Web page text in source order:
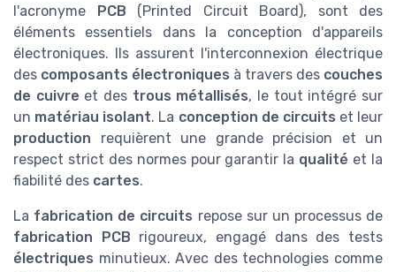
l'acronyme
PCB (Printed Circuit Board), sont des
éléments essentiels dans la conception d'appareils
électroniques. Ils assurent l'interconnexion électrique
des composants électroniques à travers des couches
de cuivre et des trous métallisés, le tout intégré sur
un matériau isolant. La conception de circuits et leur
production requièrent une grande précision et un
respect strict des normes pour garantir la qualité et la
fiabilité des cartes.
La fabrication de circuits repose sur un processus de
fabrication PCB rigoureux, engagé dans des tests
électriques minutieux. Avec des technologies comme